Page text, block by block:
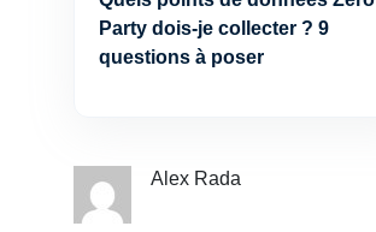
Party dois-je collecter ? 9
questions à poser
Alex Rada